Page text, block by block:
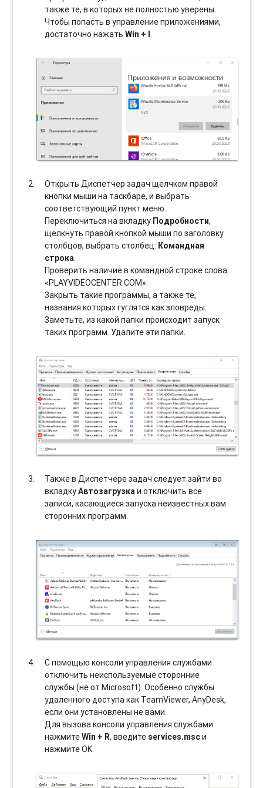
также те, в которых не полностью уверены.
Чтобы попасть в управление приложениями,
достаточно нажатьWin + I.
Открыть Диспетчер задач щелчком правой
кнопки мыши на таскбаре, и выбрать
соотвeтствующий пункт меню.
Переключиться на вкладку Подробности,
щелкнуть правой кнопкой мыши по заголовку
столбцов, выбрать столбец: Командная
строка.
Проверить наличие в командной строке слова
«PLAYVIDEOCENTER.COM».
Закрыть такие программы, а также те,
названия которых гуглятся как зловреды.
Заметьте, из какой папки происходит запуск
таких программ. Удалите эти папки.
Также в Диспетчере задач следует зайти во
вкладкуАвтозагрузкаи отключить все
записи, касающиеся запуска неизвестных вам
сторонних программ.
С помощью консоли управления службами
отключить неиспользуемые сторонние
службы (не от Microsoft). Особенно службы
удаленного доступа как TeamViewer, AnyDesk,
если они установлены не вами.
Для вызова консоли управления службами
нажмитеWin + R, введите services.mscи
нажмите OK.